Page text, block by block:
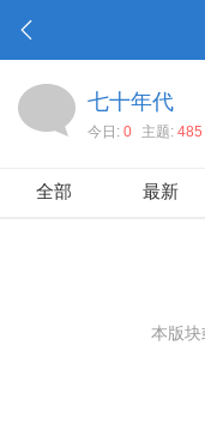
七十年代
今日: 0 主题: 485
全部 最新
本版